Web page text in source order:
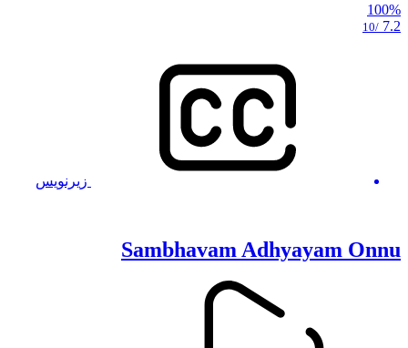
100%
7.2
/10
زیرنویس
Sambhavam Adhyayam Onnu